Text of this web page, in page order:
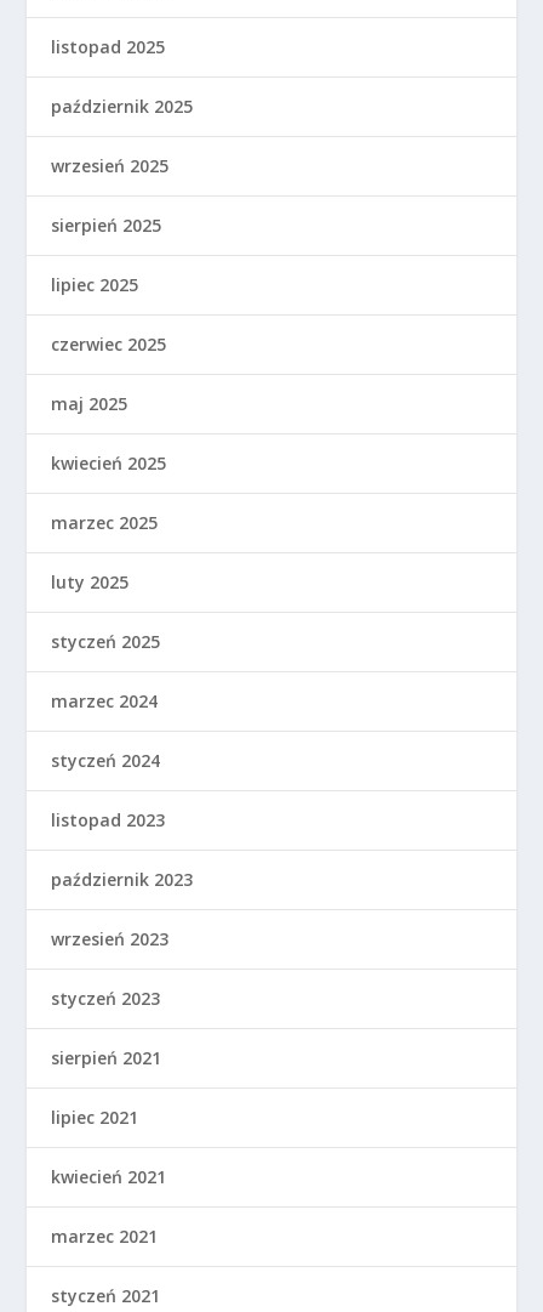
listopad 2025
październik 2025
wrzesień 2025
sierpień 2025
lipiec 2025
czerwiec 2025
maj 2025
kwiecień 2025
marzec 2025
luty 2025
styczeń 2025
marzec 2024
styczeń 2024
listopad 2023
październik 2023
wrzesień 2023
styczeń 2023
sierpień 2021
lipiec 2021
kwiecień 2021
marzec 2021
styczeń 2021